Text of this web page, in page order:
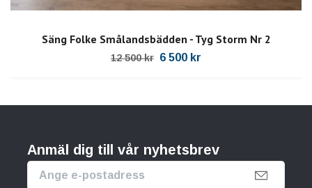
Säng Folke Smålandsbädden - Tyg Storm Nr 2
12 500 kr 6 500 kr
Anmäl dig till vår nyhetsbrev